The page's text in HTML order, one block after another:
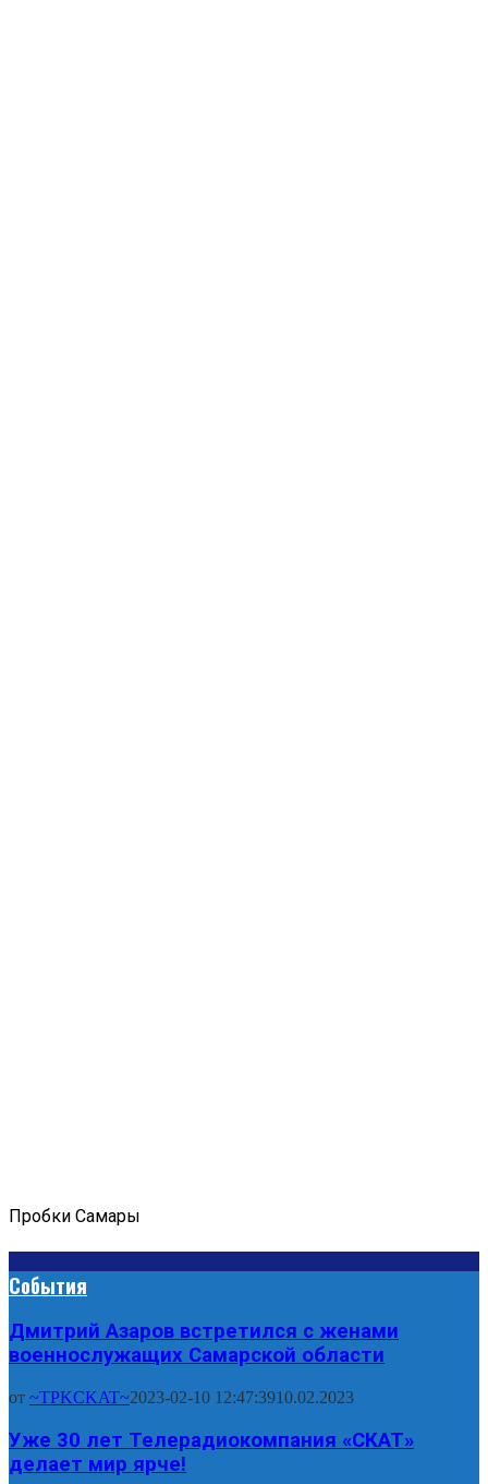
Пробки Самары
События
Дмитрий Азаров встретился с женами
военнослужащих Самарской области
от ~TPKCKAT~2023-02-10 12:47:3910.02.2023
Уже 30 лет Телерадиокомпания «СКАТ»
делает мир ярче!